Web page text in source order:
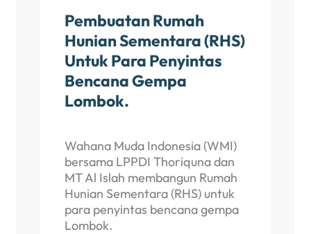
Pembuatan Rumah
Hunian Sementara (RHS)
Untuk Para Penyintas
Bencana Gempa
Lombok.
Wahana Muda Indonesia (WMI)
bersama LPPDI Thoriquna dan
MT Al Islah membangun Rumah
Hunian Sementara (RHS) untuk
para penyintas bencana gempa
Lombok.